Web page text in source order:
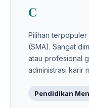
C
Pilihan
(SMA). Sangat
atau profesional
administrasi karir
Pendidikan